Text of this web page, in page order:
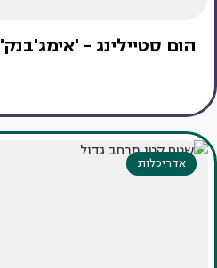
הום סטיילינג - 'אימג'בנק'
אדריכלות